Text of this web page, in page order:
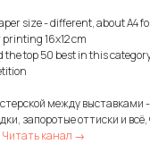
size - different, about A4
16x12 cm
the top 50 best in this
между выставками
запоротые оттиски и
Читать канал →